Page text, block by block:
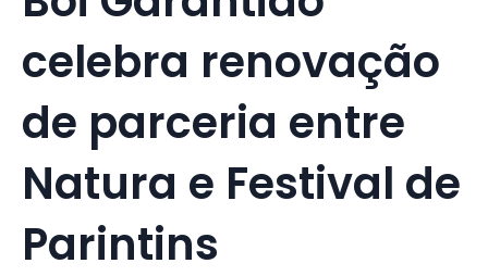
celebra renovação
de parceria entre
Natura e Festival de
Parintins